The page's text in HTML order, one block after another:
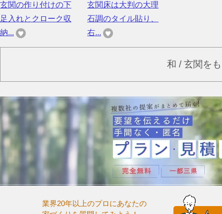
玄関の作り付けの下
足入れとクローク収
納...
玄関床は大判の大理
石調のタイル貼り、
右...
和 / 玄関を
業界20年以上のプロにあなたの